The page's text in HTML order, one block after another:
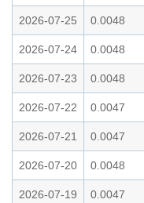
2026-07-25 0.0048
2026-07-24 0.0048
2026-07-23 0.0048
2026-07-22 0.0047
2026-07-21 0.0047
2026-07-20 0.0048
2026-07-19 0.0047